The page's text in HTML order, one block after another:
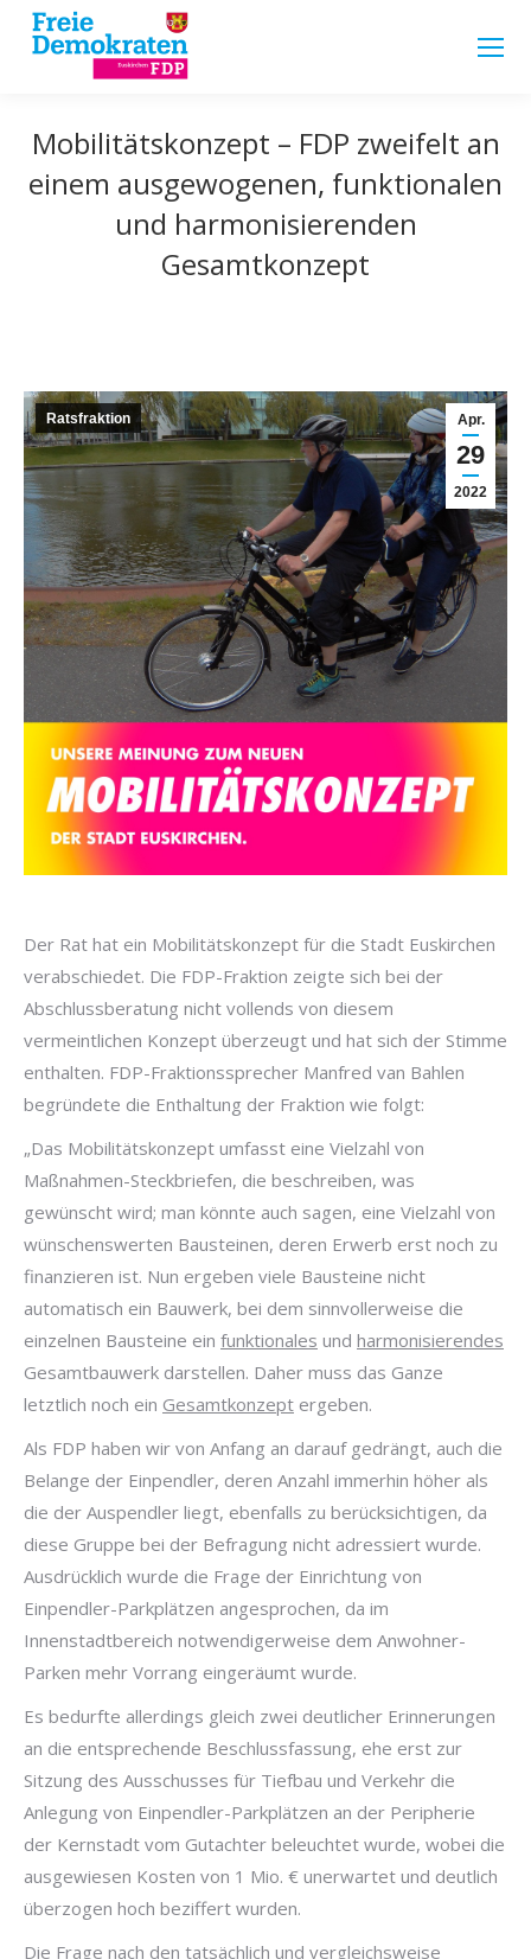
Mobilitätskonzept – FDP zweifelt an
einem ausgewogenen, funktionalen
und harmonisierenden
Gesamtkonzept
Apr.
29
2022
Ratsfraktion
Der Rat hat ein Mobilitätskonzept für die Stadt Euskirchen
verabschiedet. Die FDP-Fraktion zeigte sich bei der
Abschlussberatung nicht vollends von diesem
vermeintlichen Konzept überzeugt und hat sich der Stimme
enthalten. FDP-Fraktionssprecher Manfred van Bahlen
begründete die Enthaltung der Fraktion wie folgt:
„Das Mobilitätskonzept umfasst eine Vielzahl von
Maßnahmen-Steckbriefen, die beschreiben, was
gewünscht wird; man könnte auch sagen, eine Vielzahl von
wünschenswerten Bausteinen, deren Erwerb erst noch zu
finanzieren ist. Nun ergeben viele Bausteine nicht
automatisch ein Bauwerk, bei dem sinnvollerweise die
einzelnen Bausteine ein funktionales und harmonisierendes
Gesamtbauwerk darstellen. Daher muss das Ganze
letztlich noch ein Gesamtkonzept ergeben.
Als FDP haben wir von Anfang an darauf gedrängt, auch die
Belange der Einpendler, deren Anzahl immerhin höher als
die der Auspendler liegt, ebenfalls zu berücksichtigen, da
diese Gruppe bei der Befragung nicht adressiert wurde.
Ausdrücklich wurde die Frage der Einrichtung von
Einpendler-Parkplätzen angesprochen, da im
Innenstadtbereich notwendigerweise dem Anwohner-
Parken mehr Vorrang eingeräumt wurde.
Es bedurfte allerdings gleich zwei deutlicher Erinnerungen
an die entsprechende Beschlussfassung, ehe erst zur
Sitzung des Ausschusses für Tiefbau und Verkehr die
Anlegung von Einpendler-Parkplätzen an der Peripherie
der Kernstadt vom Gutachter beleuchtet wurde, wobei die
ausgewiesen Kosten von 1 Mio. € unerwartet und deutlich
überzogen hoch beziffert wurden.
Die Frage nach den tatsächlich und vergleichsweise